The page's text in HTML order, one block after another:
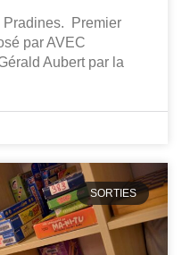
Pradines. Premier
par AVEC
Aubert par la
SORTIES